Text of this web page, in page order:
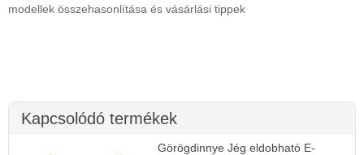
modellek összehasonlítása és vásárlási tippek
Kapcsolódó termékek
Görögdinnye Jég eldobható E-